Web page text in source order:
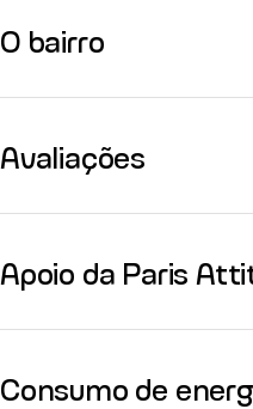
O bairro
Avaliações
Apoio da Paris
Consumo de